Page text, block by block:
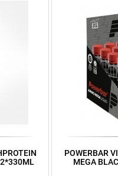
POWERBAR
MEGA